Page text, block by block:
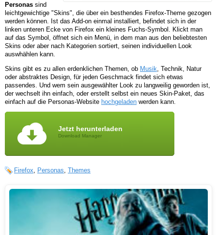
Personas sind
leichtgewichtige "Skins", die über ein besthendes Firefox-Theme gezogen
werden können. Ist das Add-on einmal installiert, befindet sich in der
linken unteren Ecke von Firefox ein kleines Fuchs-Symbol. Klickt man
auf das Symbol, öffnet sich ein Menü, in dem man aus den beliebtesten
Skins oder aber nach Kategorien sortiert, seinen individuellen Look
auswhählen kann.
Skins gibt es zu allen erdenklichen Themen, ob Musik , Technik, Natur
oder abstraktes Design, für jeden Geschmack findet sich etwas
passendes. Und wem sein ausgewählter Look zu langweilig geworden ist,
der wechselt ihn einfach, oder erstellt selbst ein neues Skin-Paket, das
einfach auf die Personas-Website hochgeladen werden kann.
Jetzt herunterladen
Download Manager
Firefox, Personas, Themes